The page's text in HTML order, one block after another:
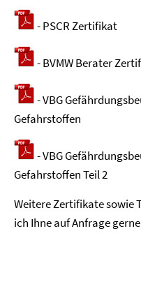
- PSCR Zertifikat
- BVMW Berater
- VBG
Gefahrstoffen
- VBG
Gefahrstoffen Teil 2
Weitere Zertifikate sowie
ich Ihne auf Anfrage